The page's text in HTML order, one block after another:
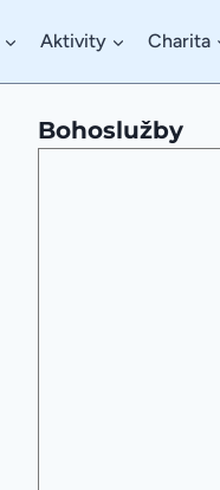
Aktivity Charita
Bohoslužby